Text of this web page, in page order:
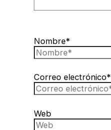
Nombre*
Correo electrónico*
Web